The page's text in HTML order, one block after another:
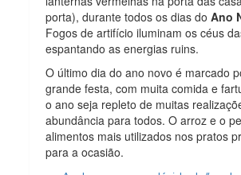
porta), durante todos os dias doAno
Fogos de artifício iluminam os céus
espantando as energias ruins.
O último dia do ano novo é marcado
grande festa, com muita comida e
o ano seja repleto de muitas
abundância para todos. O arroz e o
alimentos mais utilizados nos pratos
para a ocasião.